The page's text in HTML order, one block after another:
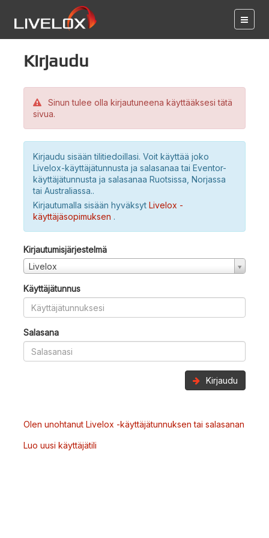
Kirjaudu
Sinun tulee olla kirjautuneena käyttääksesi tätä
sivua.
Kirjaudu sisään tilitiedoillasi. Voit käyttää joko
Livelox-käyttäjätunnusta ja salasanaa tai Eventor-
käyttäjätunnusta ja salasanaa Ruotsissa, Norjassa
tai Australiassa..
Kirjautumalla sisään hyväksyt Livelox -
käyttäjäsopimuksen .
Kirjautumisjärjestelmä
Livelox
Käyttäjätunnus
Salasana
Kirjaudu
Olen unohtanut Livelox -käyttäjätunnuksen tai salasanan
Luo uusi käyttäjätili